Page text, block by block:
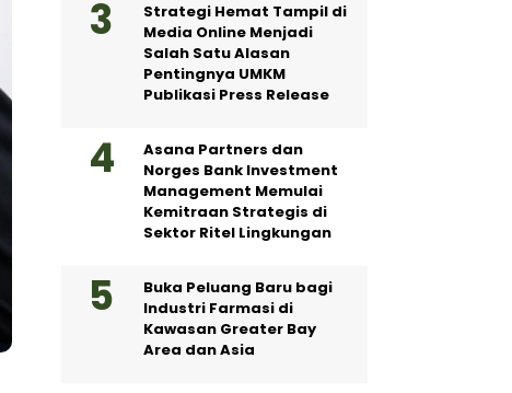
Strategi Hemat Tampil di
Media Online Menjadi
Salah Satu Alasan
Pentingnya UMKM
Publikasi Press Release
Asana Partners dan
Norges Bank Investment
Management Memulai
Kemitraan Strategis di
Sektor Ritel Lingkungan
Buka Peluang Baru bagi
Industri Farmasi di
Kawasan Greater Bay
Area dan Asia